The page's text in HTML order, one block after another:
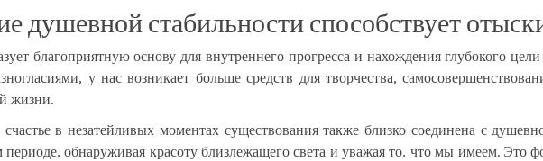
душевной стабильности способствует
благоприятную основу для внутреннего прогресса и нахождения глубокого
у нас возникает больше средств для творчества,
жизни.
в незатейливых моментах существования также близко соединена с
обнаруживая красоту близлежащего света и уважая то, что мы имеем. Это